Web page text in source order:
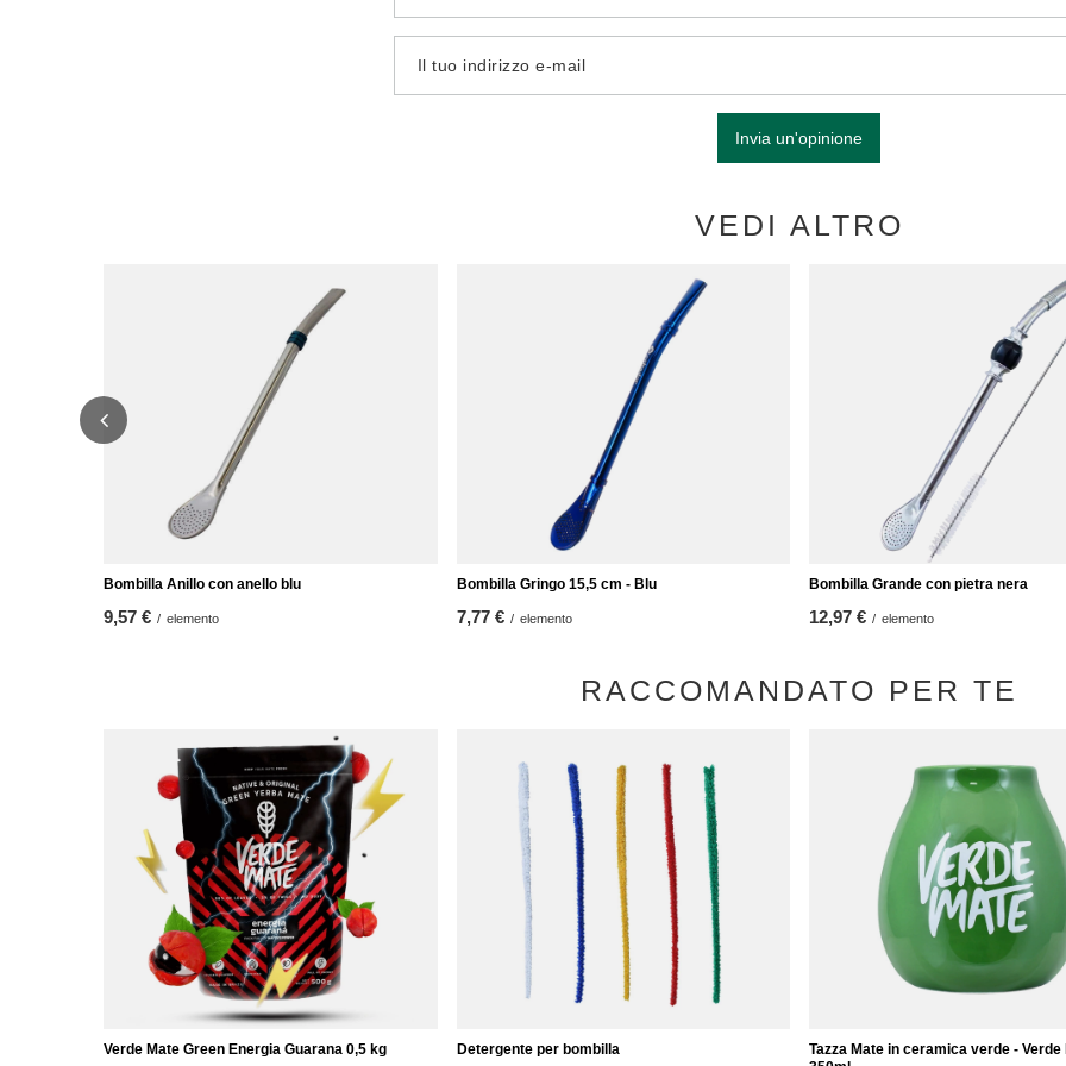
Il tuo indirizzo e-mail
Invia un'opinione
VEDI ALTRO
Bombilla Anillo con anello blu
9,57 € / elemento
Bombilla Gringo 15,5 cm - Blu
7,77 € / elemento
Bombilla Grande con pietra nera
12,97 € / elemento
RACCOMANDATO PER TE
Verde Mate Green Energia Guarana 0,5 kg Detergente per bombilla
Tazza Mate in ceramica verde - Verde